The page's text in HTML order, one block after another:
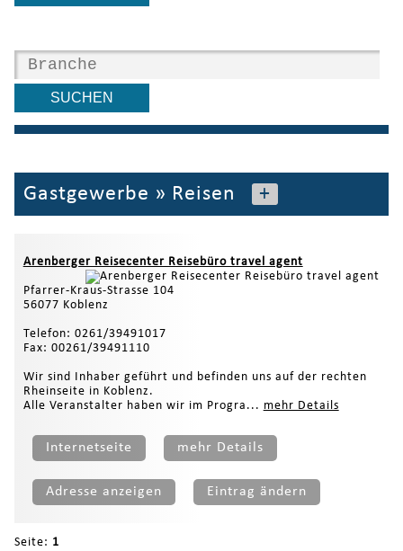
Gastgewerbe » Reisen +
Arenberger Reisecenter Reisebüro travel agent
Pfarrer-Kraus-Strasse 104
56077 Koblenz
Telefon: 0261/39491017
Fax: 00261/39491110
Wir sind Inhaber geführt und befinden uns auf der rechten
Rheinseite in Koblenz.
Alle Veranstalter haben wir im Progra... mehr Details
Internetseite mehr Details
Adresse anzeigen Eintrag ändern
Seite: 1